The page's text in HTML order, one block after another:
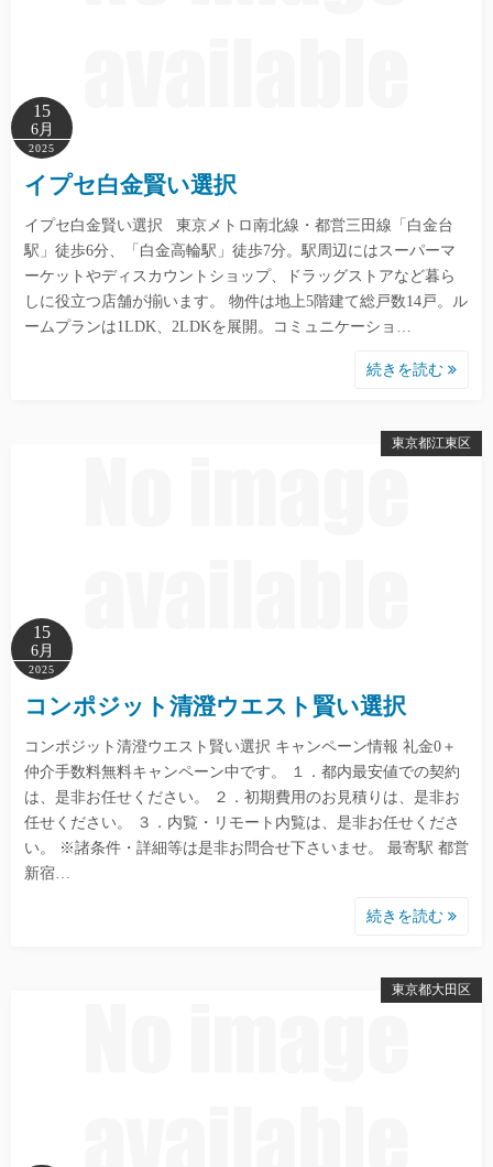
15
6月
2025
イプセ白金賢い選択
イプセ白金賢い選択 東京メトロ南北線・都営三田線「白金台
駅」徒歩6分、「白金高輪駅」徒歩7分。駅周辺にはスーパーマ
ーケットやディスカウントショップ、ドラッグストアなど暮ら
しに役立つ店舗が揃います。 物件は地上5階建て総戸数14戸。ル
ームプランは1LDK、2LDKを展開。コミュニケーショ…
続きを読む
東京都江東区
15
6月
2025
コンポジット清澄ウエスト賢い選択
コンポジット清澄ウエスト賢い選択 キャンペーン情報 礼金0＋
仲介手数料無料キャンペーン中です。 １．都内最安値での契約
は、是非お任せください。 ２．初期費用のお見積りは、是非お
任せください。 ３．内覧・リモート内覧は、是非お任せくださ
い。 ※諸条件・詳細等は是非お問合せ下さいませ。 最寄駅 都営
新宿…
続きを読む
東京都大田区